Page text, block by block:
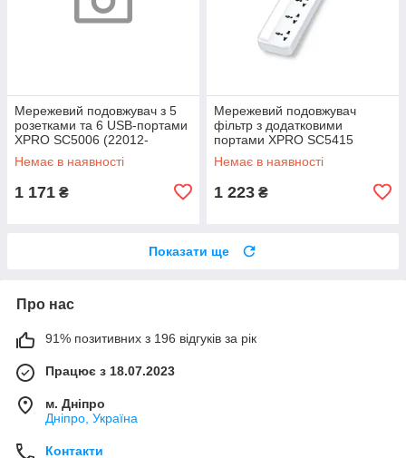
Мережевий подовжувач з 5
розетками та 6 USB-портами
XPRO SC5006 (22012-
01_412)
Немає в наявності
1 171 ₴
Мережевий подовжувач
фільтр з додатковими
портами XPRO SC5415
(34395-01)
Немає в наявності
1 223 ₴
Показати ще
Про нас
91% позитивних з 196 відгуків за рік
Працює з 18.07.2023
м. Дніпро
Дніпро, Україна
Контакти